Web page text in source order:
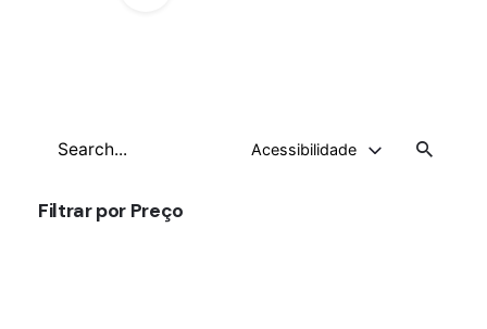
Search
Acessibilidade
Filtrar por Preço